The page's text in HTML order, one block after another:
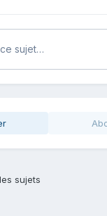
sujet…
sujets